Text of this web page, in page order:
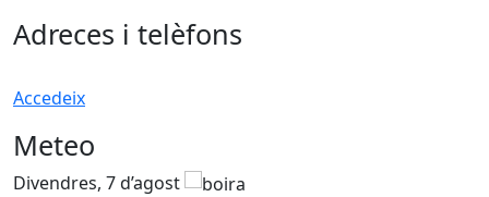
Adreces i telèfons
Accedeix
Meteo
Divendres, 7 d’agost